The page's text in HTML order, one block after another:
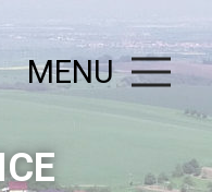
MENU